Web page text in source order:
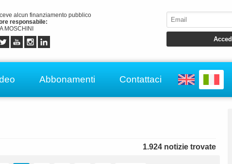
alcun finanziamento pubblico
responsabile:
MOSCHINI
Abbonamenti Contattaci
1.924 notizie trovate